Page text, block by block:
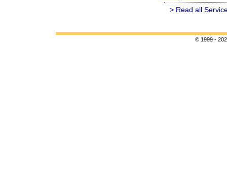
> Read all
© 1999 -